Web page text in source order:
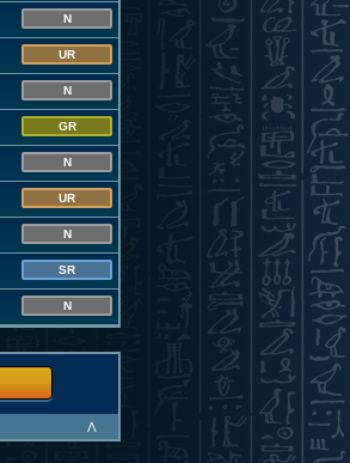
N
UR
N
GR
N
UR
N
SR
N
∧